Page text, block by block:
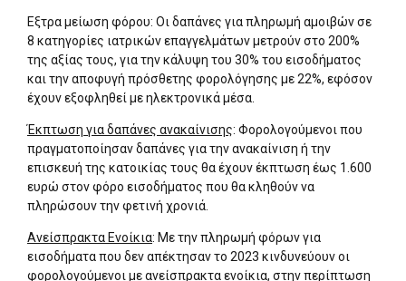
Εξτρα μείωση φόρου: Oι δαπάνες για πληρωμή αμοιβών σε
8 κατηγορίες ιατρικών επαγγελμάτων μετρούν στο 200%
της αξίας τους, για την κάλυψη του 30% του εισοδήματος
και την αποφυγή πρόσθετης φορολόγησης με 22%, εφόσον
έχουν εξοφληθεί με ηλεκτρονικά μέσα.
Έκπτωση για δαπάνες ανακαίνισης: Φορολογούμενοι που
πραγματοποίησαν δαπάνες για την ανακαίνιση ή την
επισκευή της κατοικίας τους θα έχουν έκπτωση έως 1.600
ευρώ στον φόρο εισοδήματος που θα κληθούν να
πληρώσουν την φετινή χρονιά.
Aνείσπρακτα Ενοίκια: Με την πληρωμή φόρων για
εισοδήματα που δεν απέκτησαν το 2023 κινδυνεύουν οι
φορολογούμενοι με ανείσπρακτα ενοίκια, στην περίπτωση